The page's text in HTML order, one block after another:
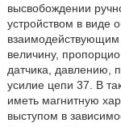
высвобождении
устройством в виде
величину,
датчика, давлению,
усилие цепи 37. В
иметь магнитную
выступом в